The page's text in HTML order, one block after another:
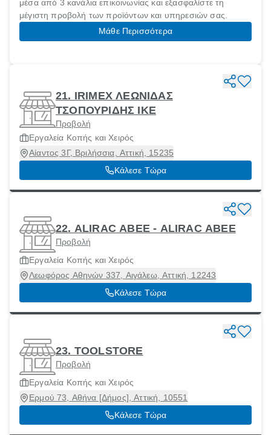
μέσα από 3 κανάλια επικοινωνίας και εξασφαλίστε τη
μέγιστη προβολή των προϊόντων και υπηρεσιών σας.
Μάθε Περισσότερα
21. IRIMEX ΛΕΩΝΙΔΑΣ
ΤΣΟΠΟΥΡΙΔΗΣ ΙΚΕ
Προβολή
Εργαλεία Κοπής και Χειρός
Αίαντος 3Γ, Βριλήσσια, Αττική, 15235
Κάλεσε Τώρα
22. ALIRAC ΑΒΕΕ - ALIRAC ΑΒΕΕ
Προβολή
Εργαλεία Κοπής και Χειρός
Λεωφόρος Αθηνών 337, Αιγάλεω, Αττική, 12243
Κάλεσε Τώρα
23. TOOLSTORE
Προβολή
Εργαλεία Κοπής και Χειρός
Ερμού 73, Αθήνα [Δήμος], Αττική, 10551
Κάλεσε Τώρα